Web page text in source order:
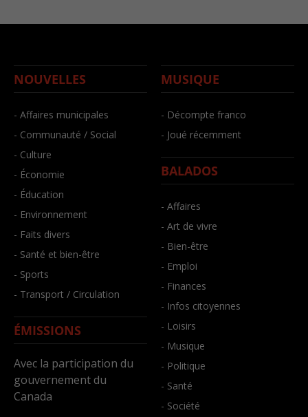
NOUVELLES
- Affaires municipales
- Communauté / Social
- Culture
- Économie
- Éducation
- Environnement
- Faits divers
- Santé et bien-être
- Sports
- Transport / Circulation
ÉMISSIONS
Avec la participation du
gouvernement du
Canada
MUSIQUE
- Décompte franco
- Joué récemment
BALADOS
- Affaires
- Art de vivre
- Bien-être
- Emploi
- Finances
- Infos citoyennes
- Loisirs
- Musique
- Politique
- Santé
- Société